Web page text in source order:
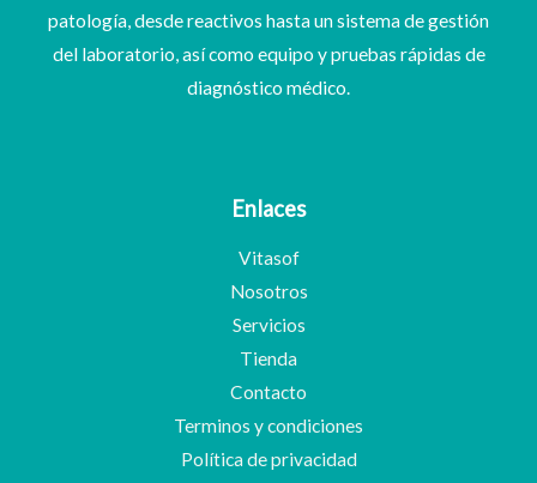
patología, desde reactivos hasta un sistema de gestión
del laboratorio, así como equipo y pruebas rápidas de
diagnóstico médico.
Enlaces
Vitasof
Nosotros
Servicios
Tienda
Contacto
Terminos y condiciones
Política de privacidad